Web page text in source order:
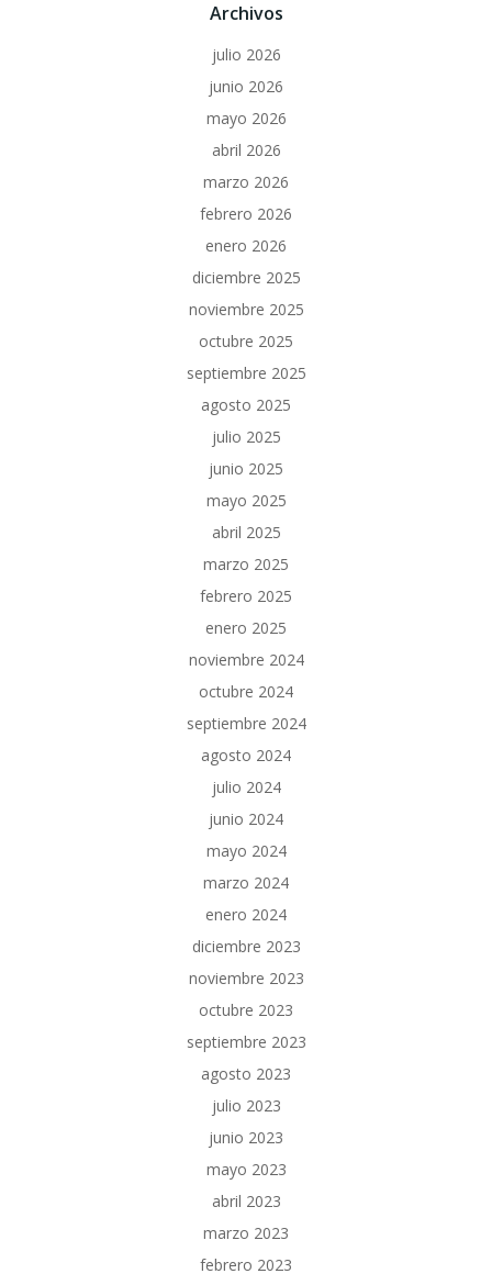
Archivos
julio 2026
junio 2026
mayo 2026
abril 2026
marzo 2026
febrero 2026
enero 2026
diciembre 2025
noviembre 2025
octubre 2025
septiembre 2025
agosto 2025
julio 2025
junio 2025
mayo 2025
abril 2025
marzo 2025
febrero 2025
enero 2025
noviembre 2024
octubre 2024
septiembre 2024
agosto 2024
julio 2024
junio 2024
mayo 2024
marzo 2024
enero 2024
diciembre 2023
noviembre 2023
octubre 2023
septiembre 2023
agosto 2023
julio 2023
junio 2023
mayo 2023
abril 2023
marzo 2023
febrero 2023